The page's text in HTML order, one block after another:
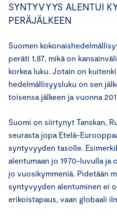
SYNTYVYYS ALENTUI
PERÄJÄLKEEN
Suomen
peräti 1,87, mikä on
korkea luku. Jotain on
hedelmällisyysluku on sen
toisensa jälkeen ja vuonna
Suomi on siirtynyt Tanskan,
seurasta jopa Etelä-
syntyvyyden tasolle.
alentumaan jo 1970-luvulla ja
jo vuosikymmeniä. Pidetään
syntyvyyden alentuminen ei
erikoistapaus, vaan globaali